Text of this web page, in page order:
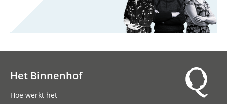
Het Binnenhof
Hoe werkt het